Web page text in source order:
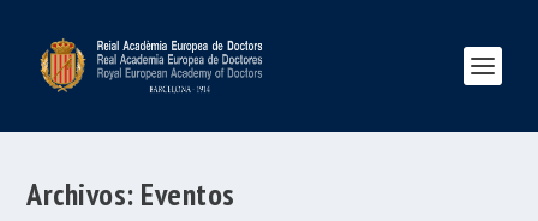
Archivos: Eventos